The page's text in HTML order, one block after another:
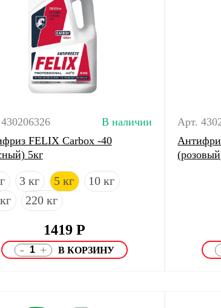
В наличии
FELIX Carbox -40
5кг
3 кг 5 кг
10 кг
220 кг
1419Р
- +
Арт.